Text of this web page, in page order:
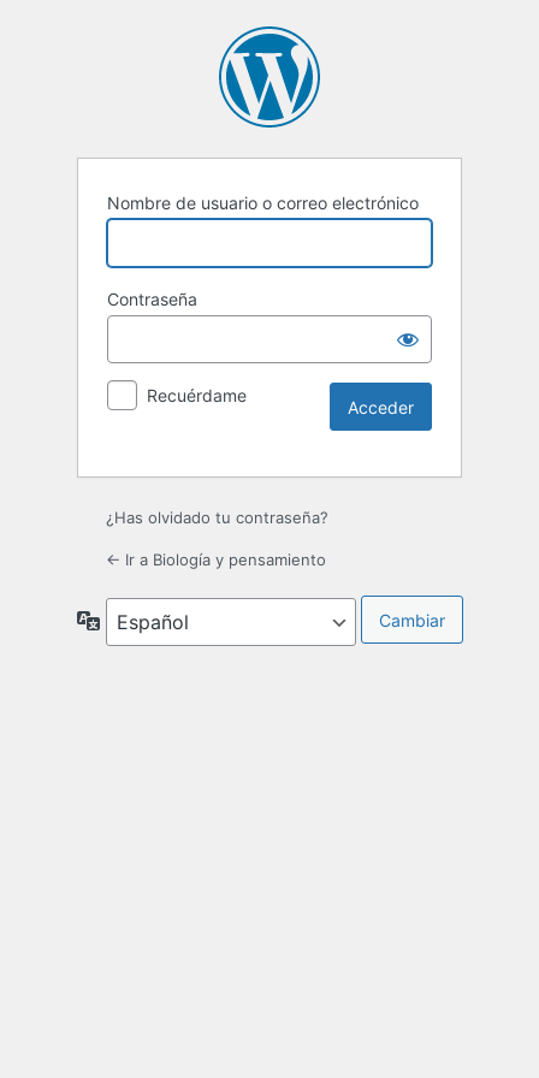
Nombre de usuario o correo electrónico
Contraseña
Recuérdame
¿Has olvidado tu contraseña?
← Ir a Biología y pensamiento
Idioma